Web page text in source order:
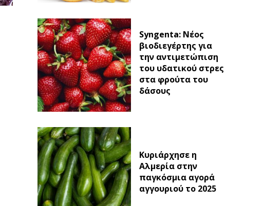
Syngenta: Νέος
βιοδιεγέρτης για
την αντιμετώπιση
του υδατικού στρες
στα φρούτα του
δάσους
Κυριάρχησε η
Αλμερία στην
παγκόσμια αγορά
αγγουριού το 2025